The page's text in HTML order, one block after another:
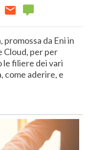
promossa da Eni in
Cloud, per per
le filiere dei vari
come aderire, e